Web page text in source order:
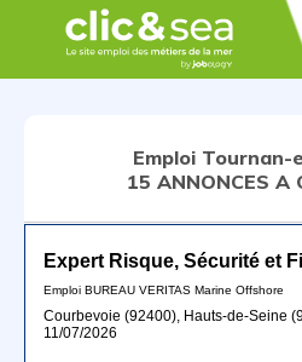
Emploi Tournan-
15 ANNONCES A
Emploi BUREAU VERITAS Marine Offshore
Courbevoie (92400), Hauts-de-Seine
11/07/2026